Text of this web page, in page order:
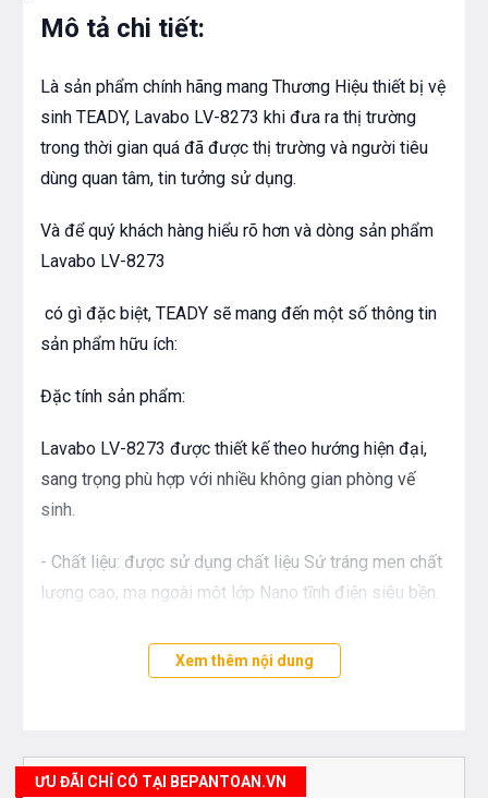
Mô tả chi tiết:
Là sản phẩm chính hãng mang Thương Hiệu thiết bị vệ
sinh TEADY, Lavabo LV-8273 khi đưa ra thị trường
trong thời gian quá đã được thị trường và người tiêu
dùng quan tâm, tin tưởng sử dụng.
Và để quý khách hàng hiểu rõ hơn và dòng sản phẩm
Lavabo LV-8273
có gì đặc biệt, TEADY sẽ mang đến một số thông tin
sản phẩm hữu ích:
Đặc tính sản phẩm:
Lavabo LV-8273 được thiết kế theo hướng hiện đại,
sang trọng phù hợp với nhiều không gian phòng vế
sinh.
- Chất liệu: được sử dụng chất liệu Sứ tráng men chất
lượng cao, mạ ngoài một lớp Nano tĩnh điện siêu bền.
- Nhóm sản phẩm: Lavabo dương bàn
Xem thêm nội dung
ƯU ĐÃI CHỈ CÓ TẠI BEPANTOAN.VN